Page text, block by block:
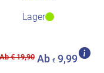
Lager
€ 19,90 Ab € 9,99